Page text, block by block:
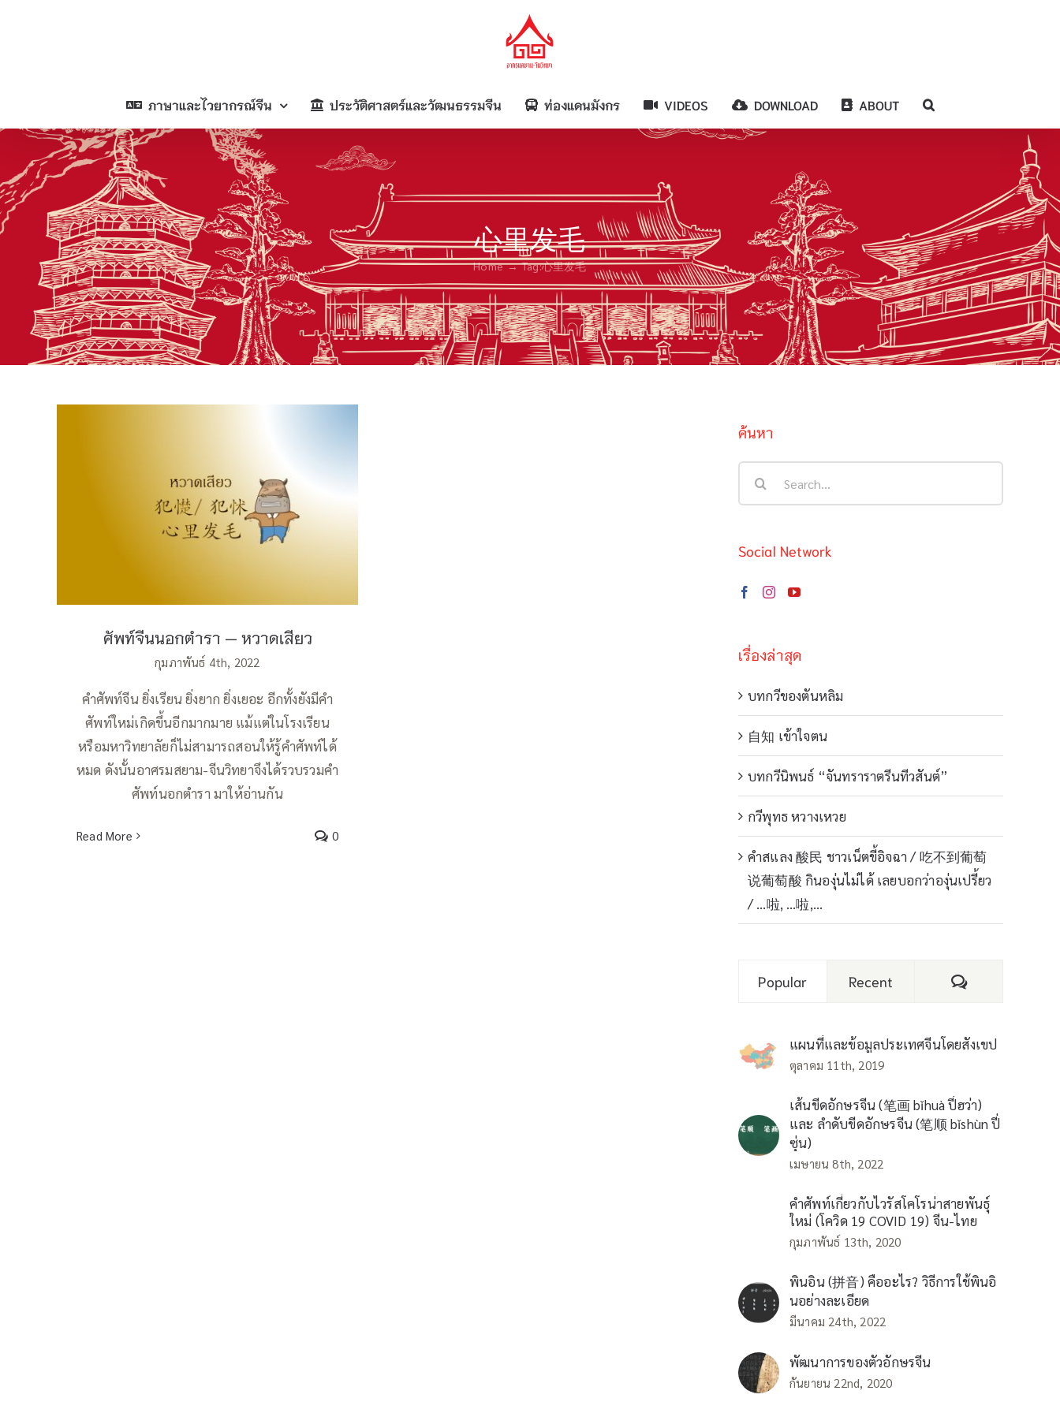
ภาษาและไวยากรณ์จีน ประวัติศาสตร์และวัฒนธรรมจีน ท่องแดนมังกร VIDEOS DOWNLOAD ABOUT
心里发毛
Home Tag:心里发毛
ศัพท์จีนนอกตำรา — หวาดเสียว
ศัพท์จีนนอกตำรา — หวาดเสียว
กุมภาพันธ์ 4th, 2022
คำศัพท์จีน ยิ่งเรียน ยิ่งยาก ยิ่งเยอะ อีกทั้งยังมีคำ
ศัพท์ใหม่เกิดขึ้นอีกมากมาย แม้แต่ในโรงเรียน
หรือมหาวิทยาลัยก็ไม่สามารถสอนให้รู้คำศัพท์ได้
หมด ดังนั้นอาศรมสยาม-จีนวิทยาจึงได้รวบรวมคำ
ศัพท์นอกตำรา มาให้อ่านกัน
Read More 0
ค้นหา
Social Network
เรื่องล่าสุด
บทกวีของตันหลิม
自知 เข้าใจตน
บทกวีนิพนธ์ “จันทราราตรีนทีวสันต์”
กวีพุทธ หวางเหวย
คำสแลง 酸民 ชาวเน็ตขี้อิจฉา / 吃不到葡萄
说葡萄酸 กินองุ่นไม่ได้ เลยบอกว่าองุ่นเปรี้ยว
/ …啦, …啦,…
Popular Recent Comments
แผนที่และข้อมูลประเทศจีนโดยสังเขป
ตุลาคม 11th, 2019
เส้นขีดอักษรจีน (笔画 bǐhuà ปี่ฮว่า)
และ ลำดับขีดอักษรจีน (笔顺 bǐshùn ปี่
ซุ่น)
เมษายน 8th, 2022
คำศัพท์เกี่ยวกับไวรัสโคโรน่าสายพันธุ์
ใหม่ (โควิด 19 COVID 19) จีน-ไทย
กุมภาพันธ์ 13th, 2020
พินอิน (拼音) คืออะไร? วิธีการใช้พินอิ
นอย่างละเอียด
มีนาคม 24th, 2022
พัฒนาการของตัวอักษรจีน
กันยายน 22nd, 2020